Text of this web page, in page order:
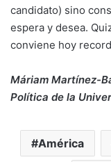
candidato) sino
espera y desea.
conviene hoy
Máriam Martínez-
Política de la
América